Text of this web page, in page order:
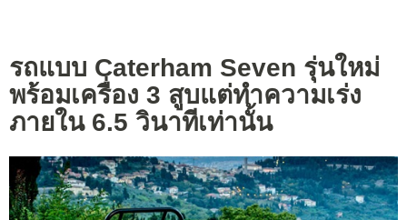
รถแบบ Caterham Seven รุ่นใหม่
พร้อมเครื่อง 3 สูบแต่ทำความเร่ง
ภายใน 6.5 วินาทีเท่านั้น